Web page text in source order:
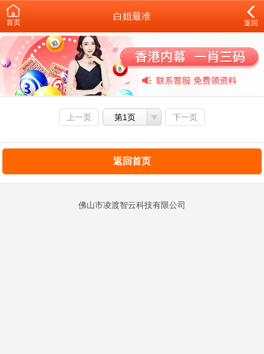
首页
白姐最准
返回
上一页 第1页 下一页
返回首页
佛山市凌渡智云科技有限公司